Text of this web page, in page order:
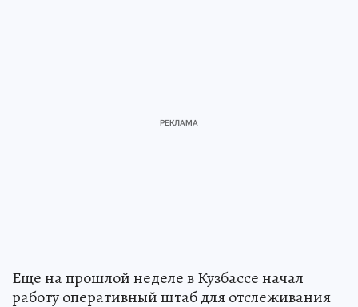
Еще на прошлой неделе в Кузбассе начал
работу оперативный штаб для отслеживания